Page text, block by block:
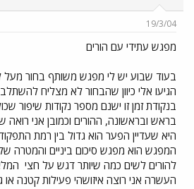
ש
א
ר
19/3/04
מפגש עתידי עם הורים
בעוד שבוע יש לי מפגש משותף בחור מעל
הגיעו אלי כיוון שהבחור לא מצליח
בנקודת זמן זו ישנם מספר נקודות שיפור
בראש ובראשונה, ההורים וכמובן אני רואה
היא שעדיין הפער הוא גדול בין רמת התפקוד
המפגש הוא מפגש סיכום ביניים והמטרה
להורים לשים כמה שיותר דגש על חצי
העשרה אני רוצה איזושהי פעילות קטנה או